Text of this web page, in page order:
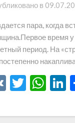
в
пара, когда
время у
период. На
VK